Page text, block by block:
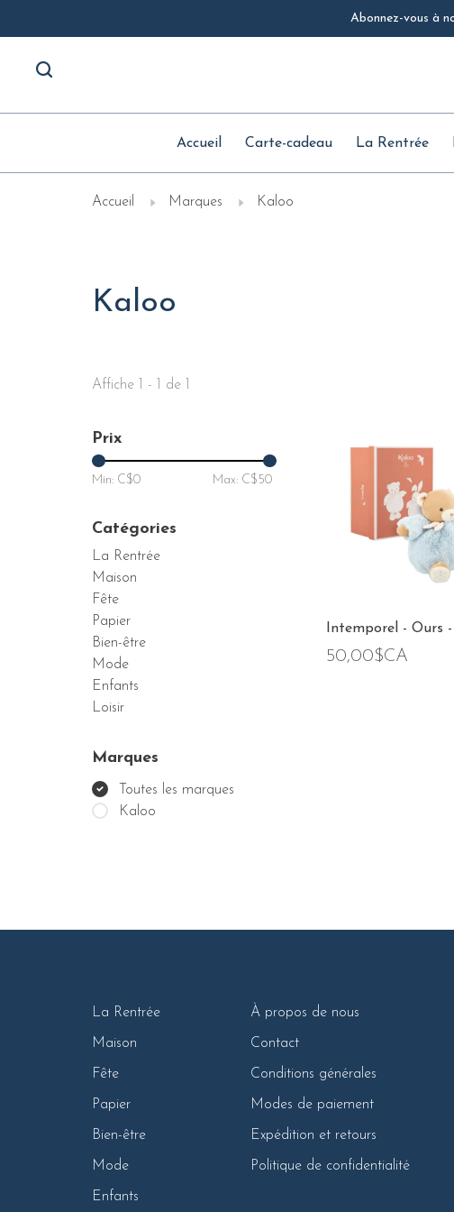
Abonnez-vous à
Accueil Carte-cadeau La Rentrée
Accueil Marques Kaloo
Kaloo
Affiche 1 - 1 de 1
Prix
Min: C$0 Max: C$ 50
Catégories
La Rentrée
Maison
Fête
Papier
Bien-être
Mode
Enfants
Loisir
Marques
Toutes les marques
Kaloo
Intemporel - Ours -
50,00$CA
La Rentrée
Maison
Fête
Papier
Bien-être
Mode
Enfants
À propos de nous
Contact
Conditions générales
Modes de paiement
Expédition et retours
Politique de confidentialité